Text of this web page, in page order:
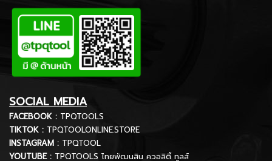
SOCIAL MEDIA
FACEBOOK : TPQTOOLS
TIKTOK : TPQTOOLONLINE.STORE
INSTAGRAM : TPQTOOL
YOUTUBE : TPQTOOLS ไทยพัฒนสิน ควอลิตี้ ทูลส์